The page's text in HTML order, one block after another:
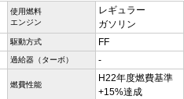
使用燃料
エンジン
レギュラー
ガソリン
駆動方式 FF
過給器（ターボ） -
燃費性能
H22年度燃費基準
+15%達成